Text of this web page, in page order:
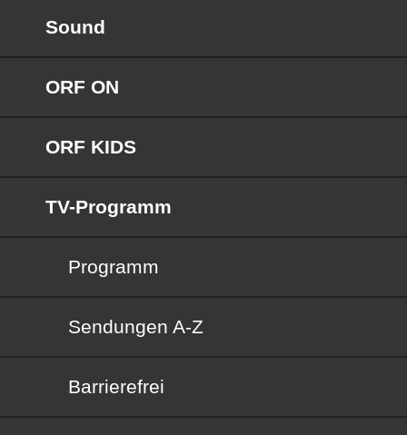
Sound
ORF ON
ORF KIDS
TV-Programm
Programm
Sendungen von A bis Z
Sendungen A-Z
Barrierefrei
Barrierefrei